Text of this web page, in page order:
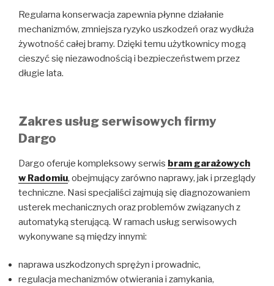
Regularna konserwacja zapewnia płynne działanie
mechanizmów, zmniejsza ryzyko uszkodzeń oraz wydłuża
żywotność całej bramy. Dzięki temu użytkownicy mogą
cieszyć się niezawodnością i bezpieczeństwem przez
długie lata.
Zakres usług serwisowych firmy
Dargo
Dargo oferuje kompleksowy serwis bram garażowych
w Radomiu, obejmujący zarówno naprawy, jak i przeglądy
techniczne. Nasi specjaliści zajmują się diagnozowaniem
usterek mechanicznych oraz problemów związanych z
automatyką sterującą. W ramach usług serwisowych
wykonywane są między innymi:
naprawa uszkodzonych sprężyn i prowadnic,
regulacja mechanizmów otwierania i zamykania,